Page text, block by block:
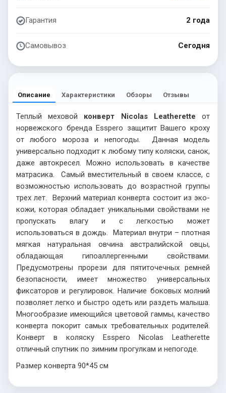
Гарантия 2 года
Самовывоз Сегодня
Описание Характеристики Обзоры Отзывы
Теплый меховой конверт Nicolas Leatherette от
норвежского бренда Esspero защитит Вашего кроху
от любого мороза и непогоды. Данная модель
универсально подходит к любому типу коляски, санок,
даже автокресел. Можно использовать в качестве
матрасика. Самый вместительный в своем классе, с
возможностью использовать до возрастной группы
трех лет. Верхний материал конверта состоит из эко-
кожи, которая обладает уникальными свойствами не
пропускать влагу и с легкостью может
использоваться в дождь. Материал внутри – плотная
мягкая натуральная овчина австралийской овцы,
обладающая гипоаллергенными свойствами.
Предусмотрены прорези для пятиточечных ремней
безопасности, имеет множество универсальных
фиксаторов и регулировок. Наличие боковых молний
позволяет легко и быстро одеть или раздеть малыша.
Многообразие имеющийся цветовой гаммы, качество
конверта покорит самых требовательных родителей.
Конверт в коляску Esspero Nicolas Leatherette
отличный спутник по зимним прогулкам и непогоде.
Размер конверта 90*45 см